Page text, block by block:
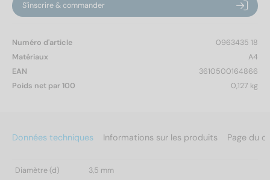
S'inscrire & commander
Numéro d'article
0963435 18
Matériaux
A4
EAN
3610500164866
Poids net par 100
0,127 kg
Données techniques Informations sur les produits Page du
Diamètre (d) 3,5 mm